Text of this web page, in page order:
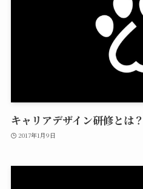
キャリアデザイン研修とは？
2017年1月9日